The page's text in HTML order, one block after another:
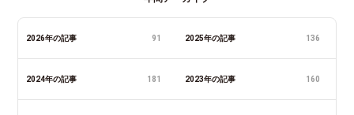
2026年の記事 91 2025年の記事 136
2024年の記事 181 2023年の記事 160